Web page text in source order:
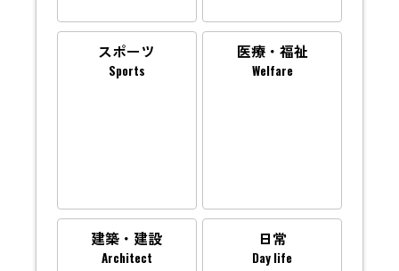
スポーツ
Sports
医療・福祉
Welfare
建築・建設
Architect
日常
Day life